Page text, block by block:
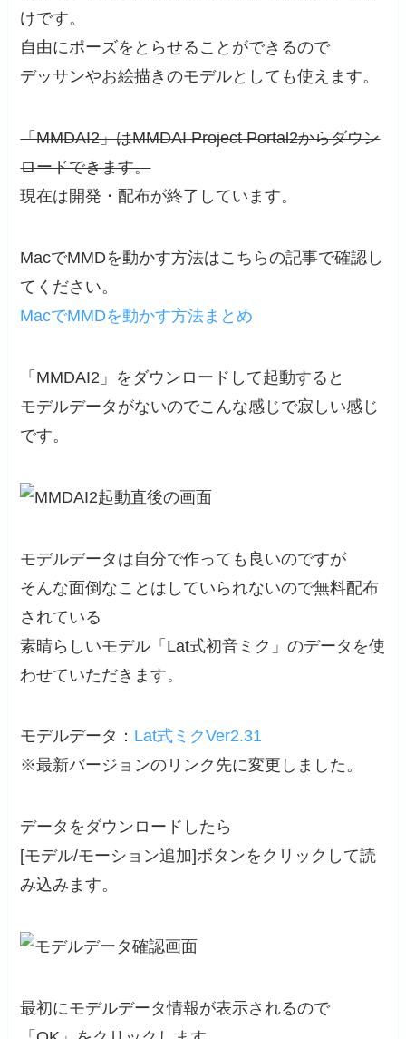
けです。
自由にポーズをとらせることができるので
デッサンやお絵描きのモデルとしても使えます。
「MMDAI2」はMMDAI Project Portal2からダウン
ロードできます。
現在は開発・配布が終了しています。
MacでMMDを動かす方法はこちらの記事で確認し
てください。
MacでMMDを動かす方法まとめ
「MMDAI2」をダウンロードして起動すると
モデルデータがないのでこんな感じで寂しい感じ
です。
モデルデータは自分で作っても良いのですが
そんな面倒なことはしていられないので無料配布
されている
素晴らしいモデル「Lat式初音ミク」のデータを使
わせていただきます。
モデルデータ： Lat式ミクVer2.31
※最新バージョンのリンク先に変更しました。
データをダウンロードしたら
[モデル/モーション追加]ボタンをクリックして読
み込みます。
最初にモデルデータ情報が表示されるので